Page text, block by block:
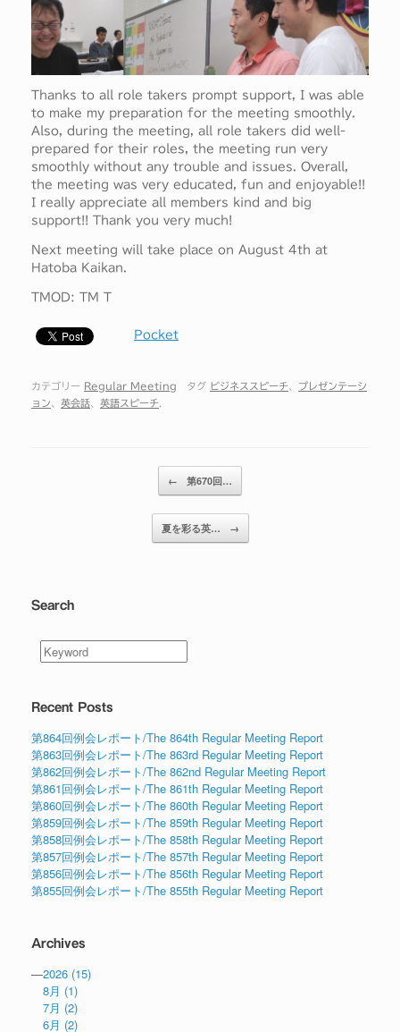
Thanks to all role takers prompt support, I was able
to make my preparation for the meeting smoothly.
Also, during the meeting, all role takers did well-
prepared for their roles, the meeting run very
smoothly without any trouble and issues. Overall,
the meeting was very educated, fun and enjoyable!!
I really appreciate all members kind and big
support!! Thank you very much!
Next meeting will take place on August 4th at
Hatoba Kaikan.
TMOD: TM T
Pocket
カテゴリー Regular Meeting タグ ビジネススピーチ、 プレゼンテーシ
ョン、 英会話、 英語スピーチ.
← 第670回…
夏を彩る英… →
Search
Recent Posts
第864回例会レポート/The 864th Regular Meeting Report
第863回例会レポート/The 863rd Regular Meeting Report
第862回例会レポート/The 862nd Regular Meeting Report
第861回例会レポート/The 861th Regular Meeting Report
第860回例会レポート/The 860th Regular Meeting Report
第859回例会レポート/The 859th Regular Meeting Report
第858回例会レポート/The 858th Regular Meeting Report
第857回例会レポート/The 857th Regular Meeting Report
第856回例会レポート/The 856th Regular Meeting Report
第855回例会レポート/The 855th Regular Meeting Report
Archives
—2026 (15)
8月 (1)
7月 (2)
6月 (2)